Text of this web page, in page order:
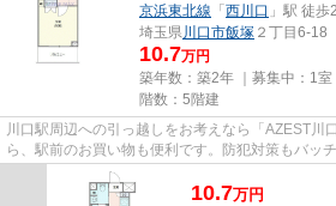
京浜東北線 「 西川口 」駅 徒歩
埼玉県川口市飯塚 ２丁目6-18
10.7万円
築年数：築2年 ｜募集中： 1室
階数：5階建
川口駅周辺への引っ越しをお考えなら「AZEST川
ら、駅前のお買い物も便利です。防犯対策もバッ
です。築浅で、設備もそろって...
10.7万円